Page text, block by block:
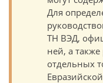
Для
ТН ВЭД,
ней, а
отдельных